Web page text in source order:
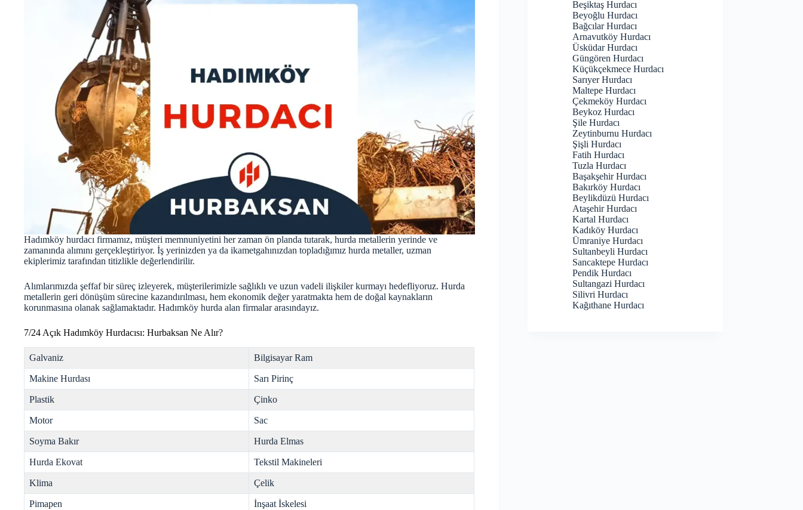
Hadımköy hurdacı firmamız, müşteri memnuniyetini her zaman ön planda tutarak, hurda metallerin yerinde ve
zamanında alımını gerçekleştiriyor. İş yerinizden ya da ikametgahınızdan topladığımız hurda metaller, uzman
ekiplerimiz tarafından titizlikle değerlendirilir.
Alımlarımızda şeffaf bir süreç izleyerek, müşterilerimizle sağlıklı ve uzun vadeli ilişkiler kurmayı hedefliyoruz. Hurda
metallerin geri dönüşüm sürecine kazandırılması, hem ekonomik değer yaratmakta hem de doğal kaynakların
korunmasına olanak sağlamaktadır. Hadımköy hurda alan firmalar arasındayız.
7/24 Açık Hadımköy Hurdacısı: Hurbaksan Ne Alır?
Galvaniz Bilgisayar Ram
Makine Hurdası Sarı Pirinç
Plastik Çinko
Motor Sac
Soyma Bakır Hurda Elmas
Hurda Ekovat Tekstil Makineleri
Klima Çelik
Pimapen İnşaat İskelesi
Beşiktaş Hurdacı
Beyoğlu Hurdacı
Bağcılar Hurdacı
Arnavutköy Hurdacı
Üsküdar Hurdacı
Güngören Hurdacı
Küçükçekmece Hurdacı
Sarıyer Hurdacı
Maltepe Hurdacı
Çekmeköy Hurdacı
Beykoz Hurdacı
Şile Hurdacı
Zeytinburnu Hurdacı
Şişli Hurdacı
Fatih Hurdacı
Tuzla Hurdacı
Başakşehir Hurdacı
Bakırköy Hurdacı
Beylikdüzü Hurdacı
Ataşehir Hurdacı
Kartal Hurdacı
Kadıköy Hurdacı
Ümraniye Hurdacı
Sultanbeyli Hurdacı
Sancaktepe Hurdacı
Pendik Hurdacı
Sultangazi Hurdacı
Silivri Hurdacı
Kağıthane Hurdacı